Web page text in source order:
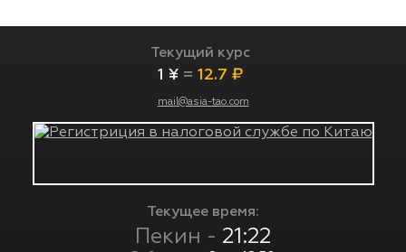
Текущий курс
1 ¥ = 12.7 ₽
mail@asia-tao.com
Текущее время:
Пекин - 21:22